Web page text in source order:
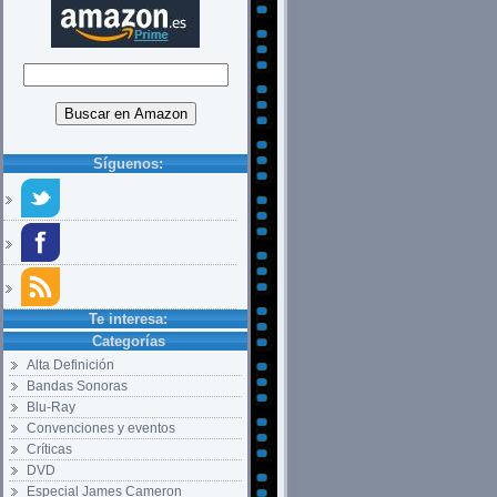
Síguenos:
Te interesa:
Categorías
Alta Definición
Bandas Sonoras
Blu-Ray
Convenciones y eventos
Críticas
DVD
Especial James Cameron